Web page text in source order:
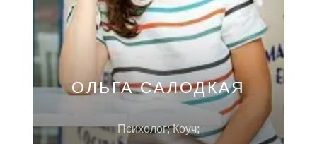
ОЛЬГА САЛОДКАЯ
Психолог; Коуч;